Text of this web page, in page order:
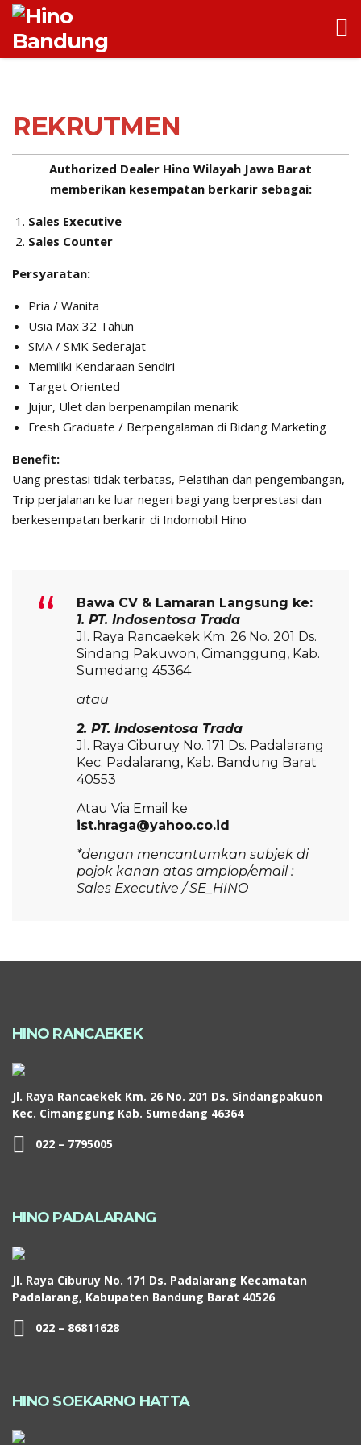
REKRUTMEN
Authorized Dealer Hino Wilayah Jawa Barat
memberikan kesempatan berkarir sebagai:
Sales Executive
Sales Counter
Persyaratan:
Pria / Wanita
Usia Max 32 Tahun
SMA / SMK Sederajat
Memiliki Kendaraan Sendiri
Target Oriented
Jujur, Ulet dan berpenampilan menarik
Fresh Graduate / Berpengalaman di Bidang Marketing
Benefit:
Uang prestasi tidak terbatas, Pelatihan dan pengembangan,
Trip perjalanan ke luar negeri bagi yang berprestasi dan
berkesempatan berkarir di Indomobil Hino
Bawa CV & Lamaran Langsung ke:
1. PT. Indosentosa Trada
Jl. Raya Rancaekek Km. 26 No. 201 Ds.
Sindang Pakuwon, Cimanggung, Kab.
Sumedang 45364
atau
2. PT. Indosentosa Trada
Jl. Raya Ciburuy No. 171 Ds. Padalarang
Kec. Padalarang, Kab. Bandung Barat
40553
Atau Via Email ke
ist.hraga@yahoo.co.id
*dengan mencantumkan subjek di
pojok kanan atas amplop/email :
Sales Executive / SE_HINO
HINO RANCAEKEK
Jl. Raya Rancaekek Km. 26 No. 201 Ds. Sindangpakuon
Kec. Cimanggung Kab. Sumedang 46364
022 – 7795005
HINO PADALARANG
Jl. Raya Ciburuy No. 171 Ds. Padalarang Kecamatan
Padalarang, Kabupaten Bandung Barat 40526
022 – 86811628
HINO SOEKARNO HATTA